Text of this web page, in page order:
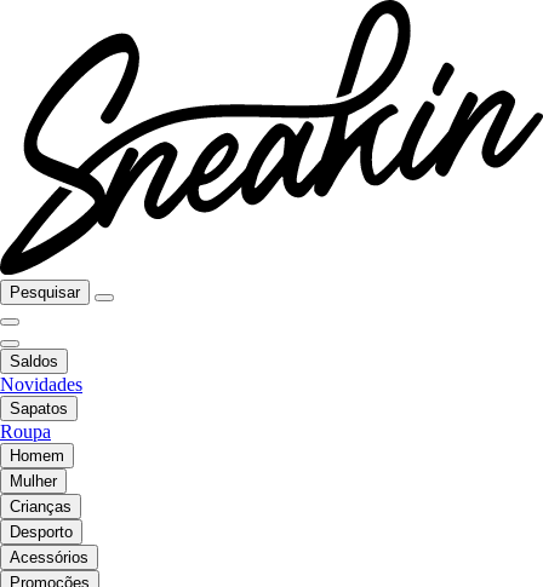
Pesquisar
Saldos
Novidades
Sapatos
Roupa
Homem
Mulher
Crianças
Desporto
Acessórios
Promoções